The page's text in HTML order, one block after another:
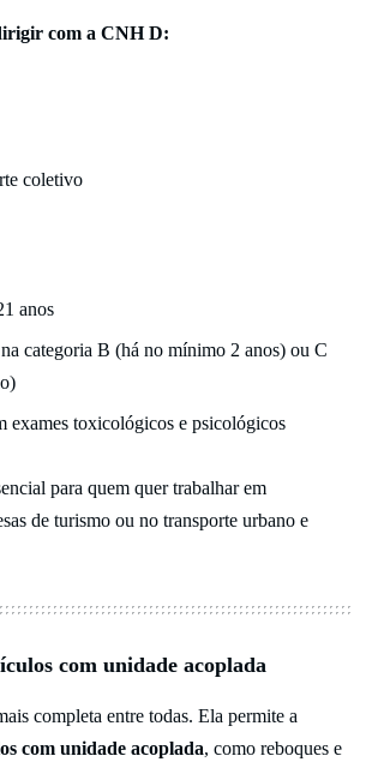
com a CNH D:
coletivo
anos
categoria B (há no mínimo 2 anos) ou C
exames toxicológicos e psicológicos
para quem quer trabalhar em
de turismo ou no transporte urbano e
com unidade acoplada
completa entre todas. Ela permite a
com unidade acoplada, como reboques e